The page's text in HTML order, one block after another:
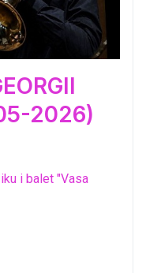
2026)
i balet "Vasa